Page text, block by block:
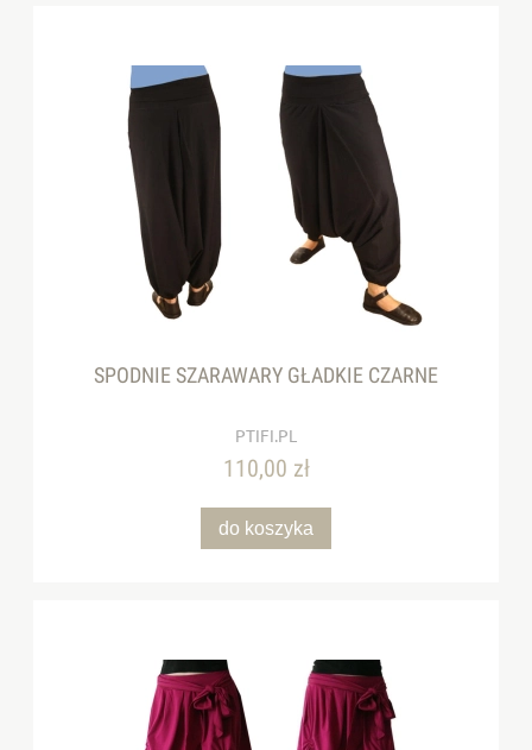
SPODNIE SZARAWARY GŁADKIE CZARNE
PTIFI.PL
110,00 zł
do koszyka